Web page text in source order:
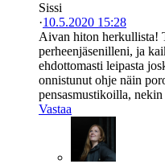
Sissi
·10.5.2020 15:28
Aivan hiton herkullista!
perheenjäsenilleni, ja
ehdottomasti leipasta
onnistunut ohje näin
pensasmustikoilla,
Vastaa